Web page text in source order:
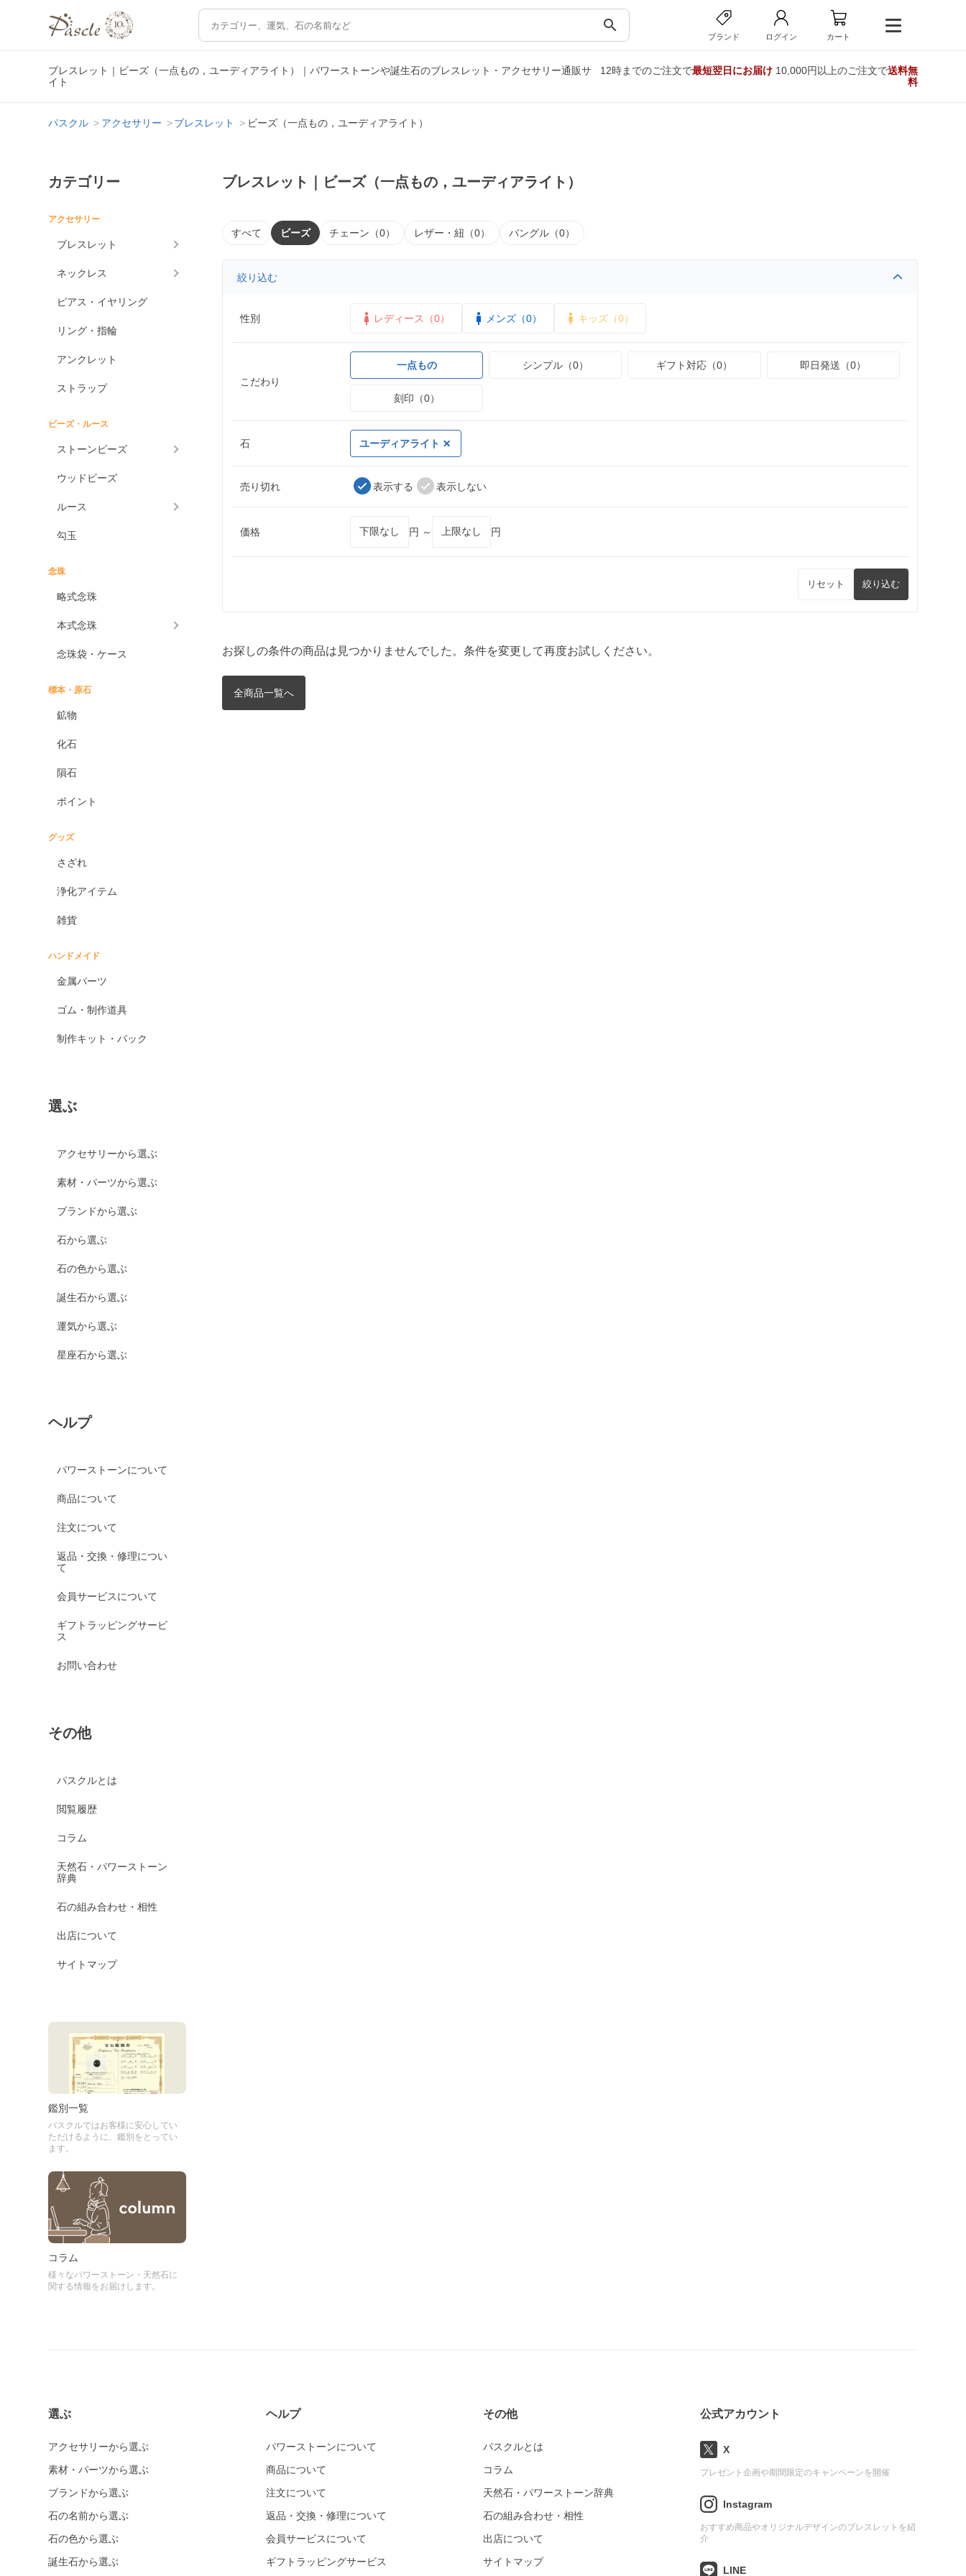
search
ブランド ログイン カート
ブレスレット｜ビーズ（一点もの，ユーディアライト）｜パワーストーンや誕生石のブレスレット・アクセサリー通販サ
イト
12時までのご注文で最短翌日にお届け10,000円以上のご注文で送料無
料
パスクル アクセサリー ブレスレット ビーズ（一点もの，ユーディアライト）
カテゴリー
アクセサリー
ブレスレット
ネックレス
ピアス・イヤリング
リング・指輪
アンクレット
ストラップ
ビーズ・ルース
ストーンビーズ
ウッドビーズ
ルース
勾玉
念珠
略式念珠
本式念珠
念珠袋・ケース
標本・原石
鉱物
化石
隕石
ポイント
グッズ
さざれ
浄化アイテム
雑貨
ハンドメイド
金属パーツ
ゴム・制作道具
制作キット・パック
選ぶ
アクセサリーから選ぶ
素材・パーツから選ぶ
ブランドから選ぶ
石から選ぶ
石の色から選ぶ
誕生石から選ぶ
運気から選ぶ
星座石から選ぶ
ヘルプ
パワーストーンについて
商品について
注文について
返品・交換・修理につい
て
会員サービスについて
ギフトラッピングサービ
ス
お問い合わせ
その他
パスクルとは
閲覧履歴
コラム
天然石・パワーストーン
辞典
石の組み合わせ・相性
出店について
サイトマップ
鑑別一覧
パスクルではお客様に安心してい
ただけるように、鑑別をとってい
ます。
コラム
様々なパワーストーン・天然石に
関する情報をお届けします。
ブレスレット｜ビーズ（一点もの，ユーディアライト）
すべて ビーズ チェーン（0） レザー・紐（0） バングル（0）
絞り込む
性別 レディース（0） メンズ（0） キッズ（0）
こだわり
一点もの シンプル（0） ギフト対応（0） 即日発送（0）
刻印（0）
石 ユーディアライト
売り切れ 表示する 表示しない
価格 円 ～ 円
リセット 絞り込む
お探しの条件の商品は見つかりませんでした。条件を変更して再度お試しください。
全商品一覧へ
選ぶ
アクセサリーから選ぶ
素材・パーツから選ぶ
ブランドから選ぶ
石の名前から選ぶ
石の色から選ぶ
誕生石から選ぶ
ヘルプ
パワーストーンについて
商品について
注文について
返品・交換・修理について
会員サービスについて
ギフトラッピングサービス
その他
パスクルとは
コラム
天然石・パワーストーン辞典
石の組み合わせ・相性
出店について
サイトマップ
公式アカウント
X
プレゼント企画や期間限定のキャンペーンを開催
Instagram
おすすめ商品やオリジナルデザインのブレスレットを紹
介
LINE